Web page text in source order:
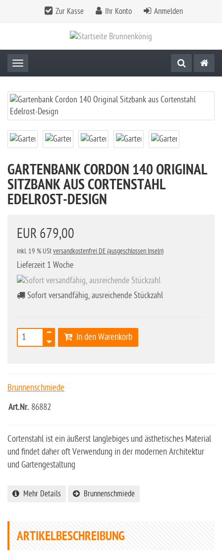
Zur Kasse Ihr Konto Anmelden
Toggle navigation
GARTENBANK CORDON 140 ORIGINAL
SITZBANK AUS CORTENSTAHL
EDELROST-DESIGN
EUR 679,00
inkl. 19 % UStversandkostenfrei DE (ausgeschlossen Inseln)
Lieferzeit 1 Woche
Sofort versandfähig, ausreichende Stückzahl
In den Warenkorb
Brunnenschmiede
Art.Nr. 86882
Cortenstahl ist ein äußerst langlebiges und ästhetisches Material
und findet daher oft Verwendung in der modernen Architektur
und Gartengestaltung
Mehr Details Brunnenschmiede
ARTIKELBESCHREIBUNG